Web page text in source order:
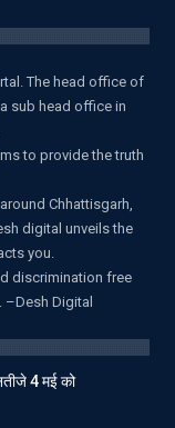
The head office of
sub head office in
to provide the truth
Chhattisgarh,
digital unveils the
you.
discrimination free
–Desh Digital
4 मई को